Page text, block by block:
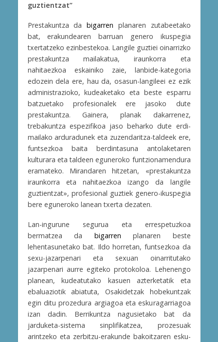
guztientzat”
Prestakuntza da bigarren planaren zutabeetako
bat, erakundearen barruan genero ikuspegia
txertatzeko ezinbestekoa. Langile guztiei oinarrizko
prestakuntza mailakatua, iraunkorra eta
nahitaezkoa eskainiko zaie, lanbide-kategoria
edozein dela ere, hau da, osasun-langileei ez ezik
administrazioko, kudeaketako eta beste esparru
batzuetako profesionalek ere jasoko dute
prestakuntza. Gainera, planak dakarrenez,
trebakuntza espezifikoa jaso beharko dute erdi-
mailako arduradunek eta zuzendaritza-taldeek ere,
funtsezkoa baita berdintasuna antolaketaren
kulturara eta taldeen eguneroko funtzionamendura
eramateko. Mirandaren hitzetan, «prestakuntza
iraunkorra eta nahitaezkoa izango da langile
guztientzat», profesional guztiek genero-ikuspegia
bere eguneroko lanean txerta dezaten.
Lan-ingurune segurua eta errespetuzkoa
bermatzea da bigarren planaren beste
lehentasunetako bat. Ildo horretan, funtsezkoa da
sexu-jazarpenari eta sexuan oinarritutako
jazarpenari aurre egiteko protokoloa. Lehenengo
planean, kudeatutako kasuen azterketatik eta
ebaluaziotik abiatuta, Osakidetzak hobekuntzak
egin ditu prozedura argiagoa eta eskuragarriagoa
izan dadin. Berrikuntza nagusietako bat da
jarduketa-sistema sinplifikatzea, prozesuak
arintzeko eta zerbitzu-erakunde bakoitzaren esku-